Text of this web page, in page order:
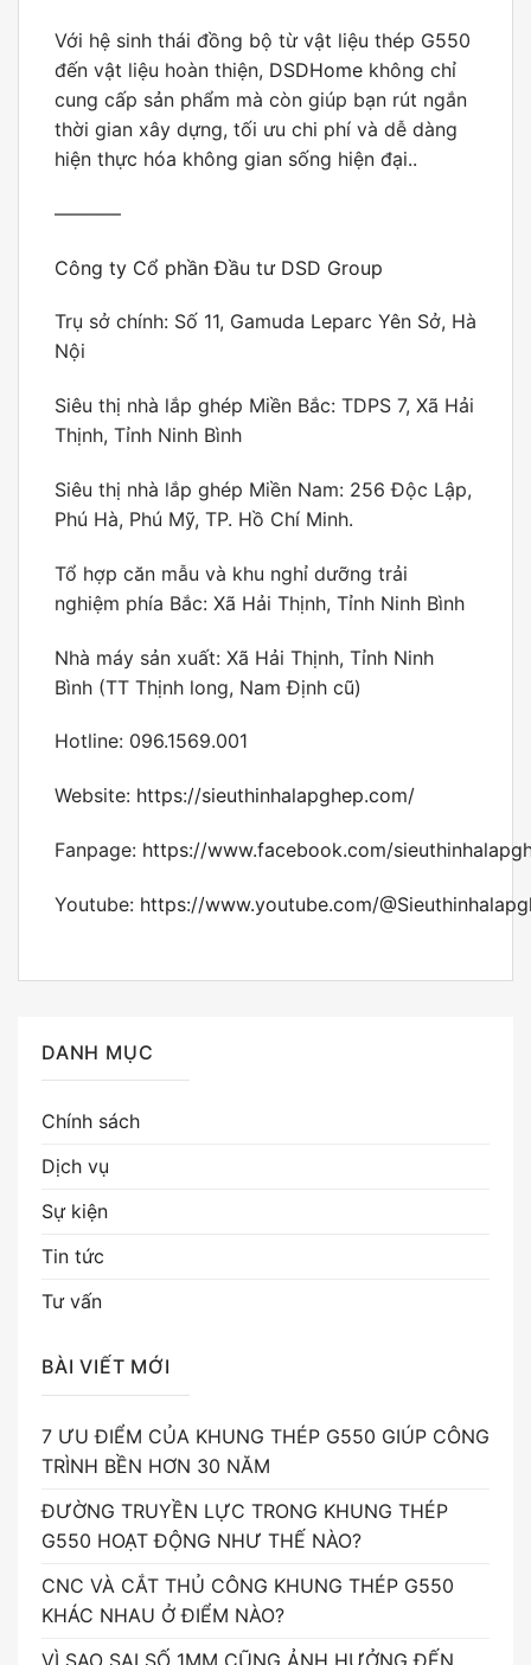
Với hệ sinh thái đồng bộ từ vật liệu thép G550
đến vật liệu hoàn thiện, DSDHome không chỉ
cung cấp sản phẩm mà còn giúp bạn rút ngắn
thời gian xây dựng, tối ưu chi phí và dễ dàng
hiện thực hóa không gian sống hiện đại..
———–
Công ty Cổ phần Đầu tư DSD Group
Trụ sở chính: Số 11, Gamuda Leparc Yên Sở, Hà
Nội
Siêu thị nhà lắp ghép Miền Bắc: TDPS 7, Xã Hải
Thịnh, Tỉnh Ninh Bình
Siêu thị nhà lắp ghép Miền Nam: 256 Độc Lập,
Phú Hà, Phú Mỹ, TP. Hồ Chí Minh.
Tổ hợp căn mẫu và khu nghỉ dưỡng trải
nghiệm phía Bắc: Xã Hải Thịnh, Tỉnh Ninh Bình
Nhà máy sản xuất: Xã Hải Thịnh, Tỉnh Ninh
Bình (TT Thịnh long, Nam Định cũ)
Hotline: 096.1569.001
Website: https://sieuthinhalapghep.com/
Fanpage: https://www.facebook.com/
Youtube: https://www.youtube.com/
DANH MỤC
Chính sách
Dịch vụ
Sự kiện
Tin tức
Tư vấn
BÀI VIẾT MỚI
7 ƯU ĐIỂM CỦA KHUNG THÉP G550 GIÚP CÔNG
TRÌNH BỀN HƠN 30 NĂM
ĐƯỜNG TRUYỀN LỰC TRONG KHUNG THÉP
G550 HOẠT ĐỘNG NHƯ THẾ NÀO?
CNC VÀ CẮT THỦ CÔNG KHUNG THÉP G550
KHÁC NHAU Ở ĐIỂM NÀO?
VÌ SAO SAI SỐ 1MM CŨNG ẢNH HƯỞNG ĐẾN